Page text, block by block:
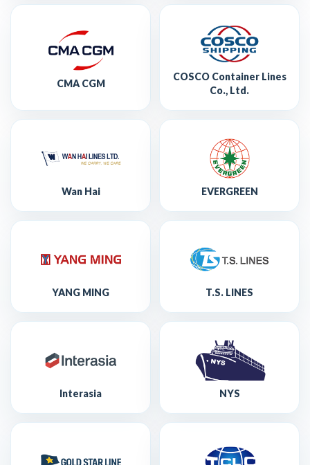
CMA CGM
COSCO Container Lines
Co., Ltd.
Wan Hai EVERGREEN
YANG MING T.S. LINES
Interasia NYS